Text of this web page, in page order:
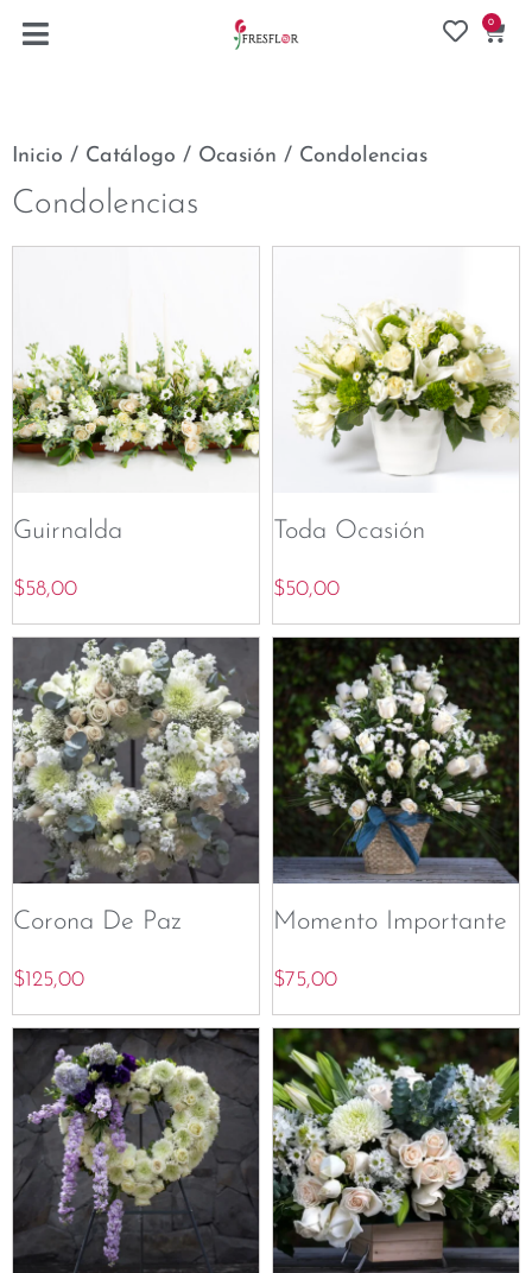
0
Inicio / Catálogo / Ocasión / Condolencias
Condolencias
Guirnalda
$58,00
Toda Ocasión
$50,00
Corona De Paz
$125,00
Momento Importante
$75,00